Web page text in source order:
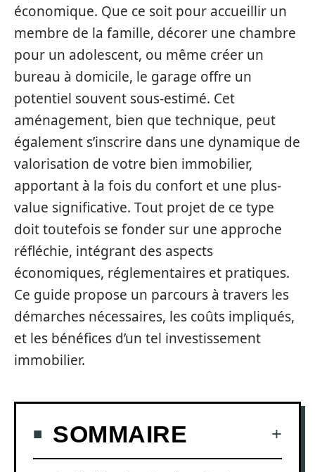
économique. Que ce soit pour accueillir un
membre de la famille, décorer une chambre
pour un adolescent, ou même créer un
bureau à domicile, le garage offre un
potentiel souvent sous-estimé. Cet
aménagement, bien que technique, peut
également s’inscrire dans une dynamique de
valorisation de votre bien immobilier,
apportant à la fois du confort et une plus-
value significative. Tout projet de ce type
doit toutefois se fonder sur une approche
réfléchie, intégrant des aspects
économiques, réglementaires et pratiques.
Ce guide propose un parcours à travers les
démarches nécessaires, les coûts impliqués,
et les bénéfices d’un tel investissement
immobilier.
SOMMAIRE